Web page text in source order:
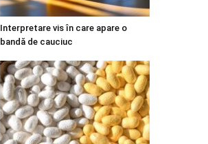
Interpretare vis în care apare o
bandă de cauciuc